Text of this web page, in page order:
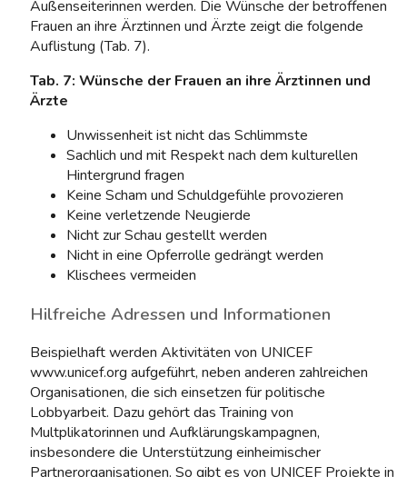
Außenseiterinnen werden. Die Wünsche der betroffenen
Frauen an ihre Ärztinnen und Ärzte zeigt die folgende
Auflistung (Tab. 7).
Tab. 7: Wünsche der Frauen an ihre Ärztinnen und
Ärzte
Unwissenheit ist nicht das Schlimmste
Sachlich und mit Respekt nach dem kulturellen
Hintergrund fragen
Keine Scham und Schuldgefühle provozieren
Keine verletzende Neugierde
Nicht zur Schau gestellt werden
Nicht in eine Opferrolle gedrängt werden
Klischees vermeiden
Hilfreiche Adressen und Informationen
Beispielhaft werden Aktivitäten von UNICEF
www.unicef.org aufgeführt, neben anderen zahlreichen
Organisationen, die sich einsetzen für politische
Lobbyarbeit. Dazu gehört das Training von
Multplikatorinnen und Aufklärungskampagnen,
insbesondere die Unterstützung einheimischer
Partnerorganisationen. So gibt es von UNICEF Projekte in